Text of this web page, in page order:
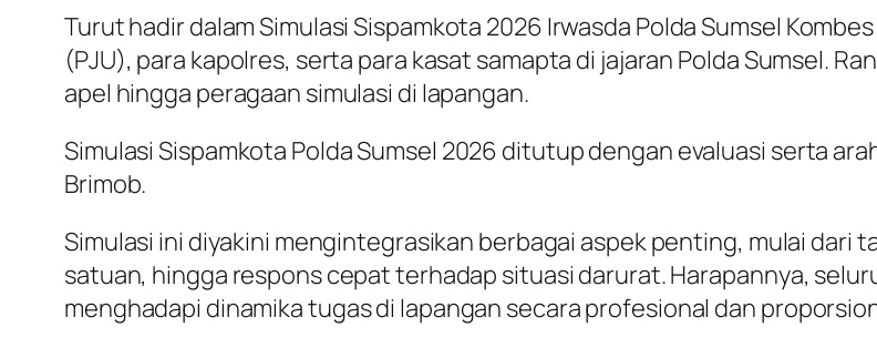
Turut hadir dalam Simulasi Sispamkota 2026 Irwasda Polda Sumsel
(PJU), para kapolres, serta para kasat samapta di jajaran Polda Sumsel.
apel hingga peragaan simulasi di lapangan.
Simulasi Sispamkota Polda Sumsel 2026 ditutup dengan evaluasi serta
Brimob.
Simulasi ini diyakini mengintegrasikan berbagai aspek penting, mulai dari
satuan, hingga respons cepat terhadap situasi darurat. Harapannya,
menghadapi dinamika tugas di lapangan secara profesional dan